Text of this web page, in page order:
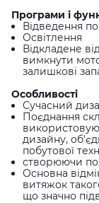
Програми і
Відведення
Освітлення
Відкладене
вимкнути
залишкові
Особливості
Сучасний
Поєднання
дизайну,
побутової
створюючи
Основна
витяжок
що значно